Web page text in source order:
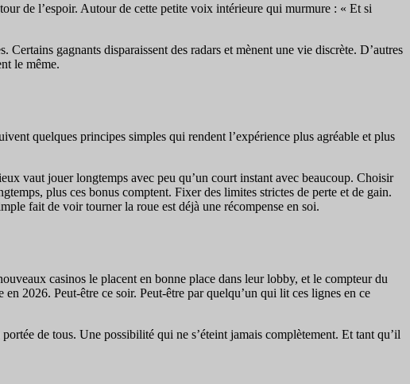
de l’espoir. Autour de cette petite voix intérieure qui murmure : « Et si
gagnants disparaissent des radars et mènent une vie discrète. D’autres
le même.
quelques principes simples qui rendent l’expérience plus agréable et plus
vaut jouer longtemps avec peu qu’un court instant avec beaucoup. Choisir
plus ces bonus comptent. Fixer des limites strictes de perte et de gain.
fait de voir tourner la roue est déjà une récompense en soi.
casinos le placent en bonne place dans leur lobby, et le compteur du
2026. Peut-être ce soir. Peut-être par quelqu’un qui lit ces lignes en ce
de tous. Une possibilité qui ne s’éteint jamais complètement. Et tant qu’il